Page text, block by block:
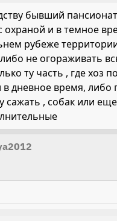
бывший
охраной и в темное
рубеже
не огораживать
ту часть , где хоз
в дневное время, либо
сажать , собак или